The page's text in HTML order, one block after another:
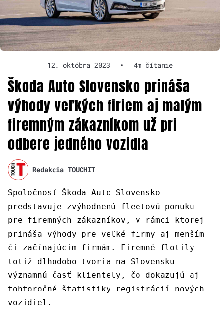
12. októbra 2023 • 4m čítanie
Škoda Auto Slovensko prináša
výhody veľkých firiem aj malým
firemným zákazníkom už pri
odbere jedného vozidla
Redakcia TOUCHIT
Spoločnosť Škoda Auto Slovensko
predstavuje zvýhodnenú fleetovú ponuku
pre firemných zákazníkov, v rámci ktorej
prináša výhody pre veľké firmy aj menším
či začínajúcim firmám. Firemné flotily
totiž dlhodobo tvoria na Slovensku
významnú časť klientely, čo dokazujú aj
tohtoročné štatistiky registrácií nových
vozidiel.